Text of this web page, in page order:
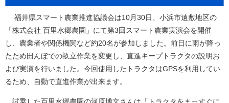
福井県スマート農業推進協議会は10月30日、小浜市遠敷地区の
「株式会社 百里水郷農園」にて第3回スマート農業実演会を開催
し、農業者や関係機関など約20名が参加しました。前日に雨が降っ
たため田んぼでの畝立作業を変更し、直進キープトラクタの説明お
よび実演を行いました。今回使用したトラクタはGPSを利用してい
るため、自動で直進作業が出来ます。